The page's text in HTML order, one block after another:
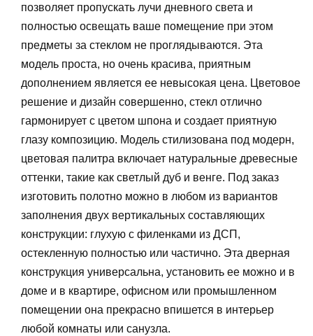
позволяет пропускать лучи дневного света и
полностью освещать ваше помещение при этом
предметы за стеклом не проглядываются. Эта
модель проста, но очень красива, приятным
дополнением является ее невысокая цена. Цветовое
решение и дизайн совершенно, стекл отлично
гармонирует с цветом шпона и создает приятную
глазу композицию. Модель стилизована под модерн,
цветовая палитра включает натуральные древесные
оттенки, такие как светлый дуб и венге. Под заказ
изготовить полотно можно в любом из вариантов
заполнения двух вертикальных составляющих
конструкции: глухую с филенками из ДСП,
остекленную полностью или частично. Эта дверная
конструкция универсальна, установить ее можно и в
доме и в квартире, офисном или промышленном
помещении она прекрасно впишется в интерьер
любой комнаты или санузла.